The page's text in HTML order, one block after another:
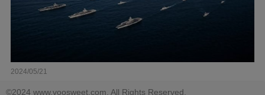
2024/05/21
©2024 www.voosweet.com. All Rights Reserved.